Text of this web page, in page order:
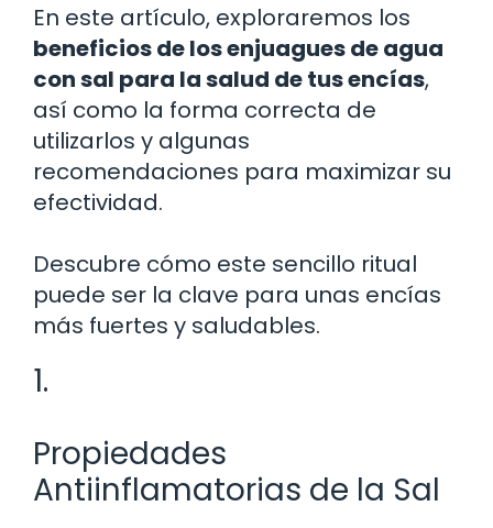
En este artículo, exploraremos los
beneficios de los enjuagues de agua
con sal para la salud de tus encías,
así como la forma correcta de
utilizarlos y algunas
recomendaciones para maximizar su
efectividad.
Descubre cómo este sencillo ritual
puede ser la clave para unas encías
más fuertes y saludables.
1.
Propiedades
Antiinflamatorias de la Sal